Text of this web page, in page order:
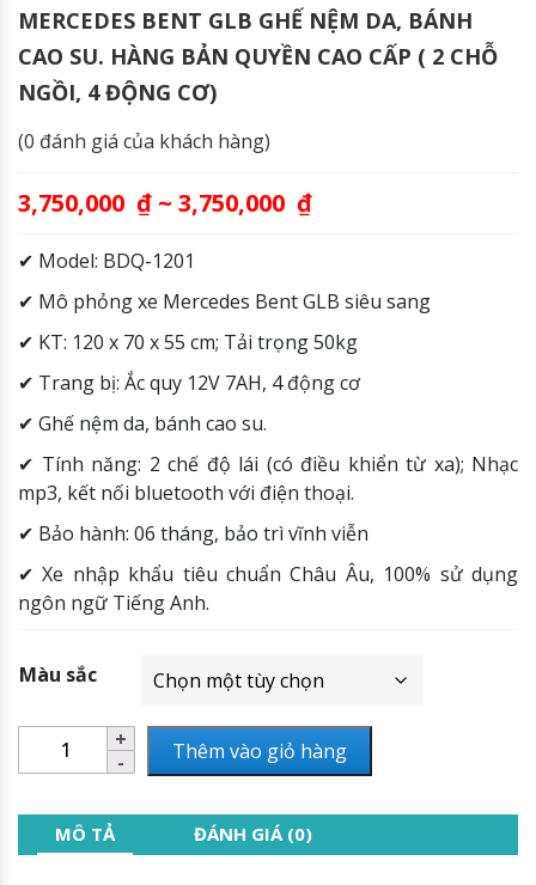
MERCEDES BENT GLB GHẾ NỆM DA, BÁNH
CAO SU. HÀNG BẢN QUYỀN CAO CẤP ( 2 CHỖ
NGỒI, 4 ĐỘNG CƠ)
(0 đánh giá của khách hàng)
3,750,000 ₫ ~ 3,750,000 ₫
✔ Model: BDQ-1201
✔ Mô phỏng xe Mercedes Bent GLB siêu sang
✔ KT: 120 x 70 x 55 cm; Tải trọng 50kg
✔ Trang bị: Ắc quy 12V 7AH, 4 động cơ
✔ Ghế nệm da, bánh cao su.
✔ Tính năng: 2 chế độ lái (có điều khiển từ xa); Nhạc
mp3, kết nối bluetooth với điện thoại.
✔ Bảo hành: 06 tháng, bảo trì vĩnh viễn
✔ Xe nhập khẩu tiêu chuẩn Châu Âu, 100% sử dụng
ngôn ngữ Tiếng Anh.
Màu sắc
Thêm vào giỏ hàng
MÔ TẢ ĐÁNH GIÁ (0)